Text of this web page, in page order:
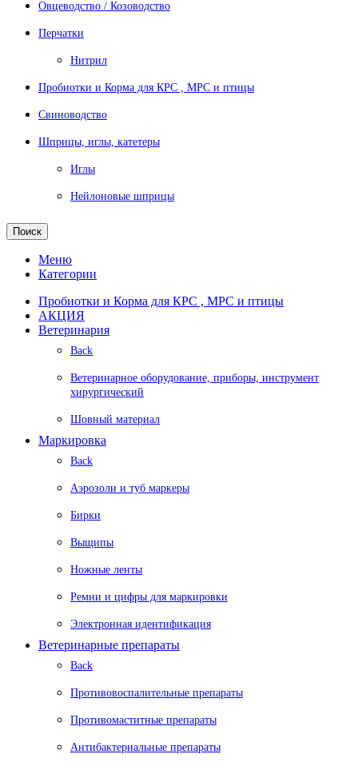
Овцеводство / Козоводство
Перчатки
Нитрил
Пробиотки и Корма для КРС , МРС и птицы
Свиноводство
Шприцы, иглы, катетеры
Иглы
Нейлоновые шприцы
Поиск
Меню
Категории
Пробиотки и Корма для КРС , МРС и птицы
АКЦИЯ
Ветеринария
Back
Ветеринарное оборудование, приборы, инструмент
хирургический
Шовный материал
Маркировка
Back
Аэрозоли и туб маркеры
Бирки
Выщипы
Ножные ленты
Ремни и цифры для маркировки
Электронная идентификация
Ветеринарные препараты
Back
Противовоспалительные препараты
Противомаститные препараты
Антибактериальные препараты